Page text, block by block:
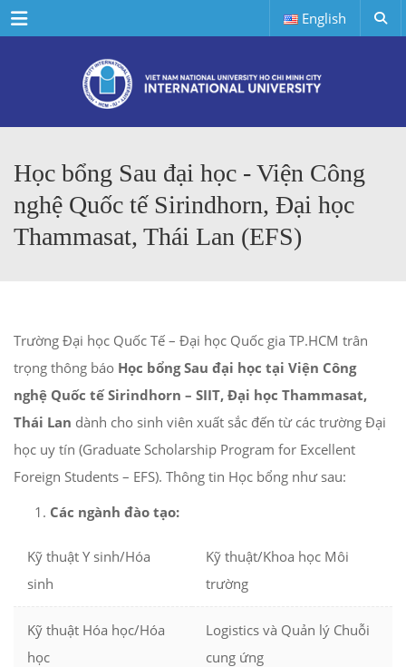
Menu English
Học bổng Sau đại học - Viện Công
nghệ Quốc tế Sirindhorn, Đại học
Thammasat, Thái Lan (EFS)
Trường Đại học Quốc Tế – Đại học Quốc gia TP.HCM trân
trọng thông báo Học bổng Sau đại học tại Viện Công
nghệ Quốc tế Sirindhorn – SIIT, Đại học Thammasat,
Thái Lan dành cho sinh viên xuất sắc đến từ các trường Đại
học uy tín (Graduate Scholarship Program for Excellent
Foreign Students – EFS). Thông tin Học bổng như sau:
Các ngành đào tạo:
Kỹ thuật Y sinh/Hóa
sinh
Kỹ thuật/Khoa học Môi
trường
Kỹ thuật Hóa học/Hóa
học
Logistics và Quản lý Chuỗi
cung ứng